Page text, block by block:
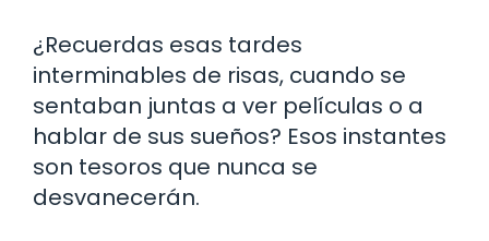
¿Recuerdas esas tardes
interminables de risas, cuando se
sentaban juntas a ver películas o a
hablar de sus sueños? Esos instantes
son tesoros que nunca se
desvanecerán.